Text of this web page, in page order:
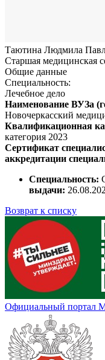
Таютина Людмила
Старшая медицинская
Общие данные
Специальность:
Лечебное дело
Наименование ВУЗа
Новочеркасский
Квалификационная
категория 2023
Сертификат
аккредитации
Специальность:
выдачи:
Возврат к списку
Официальный портал